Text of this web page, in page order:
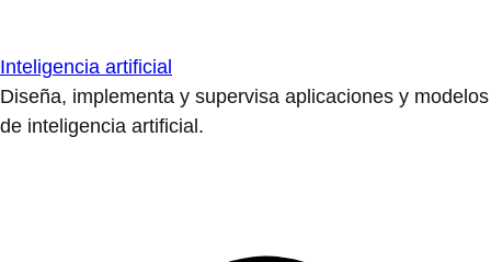
Inteligencia artificial
Diseña, implementa y supervisa aplicaciones y modelos
de inteligencia artificial.